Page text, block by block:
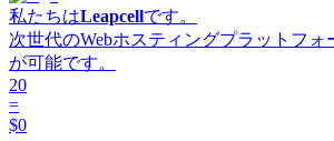
私たちはLeapcellです。
次世代のWebホスティングプラットフォ
が可能です。
20
=
$0